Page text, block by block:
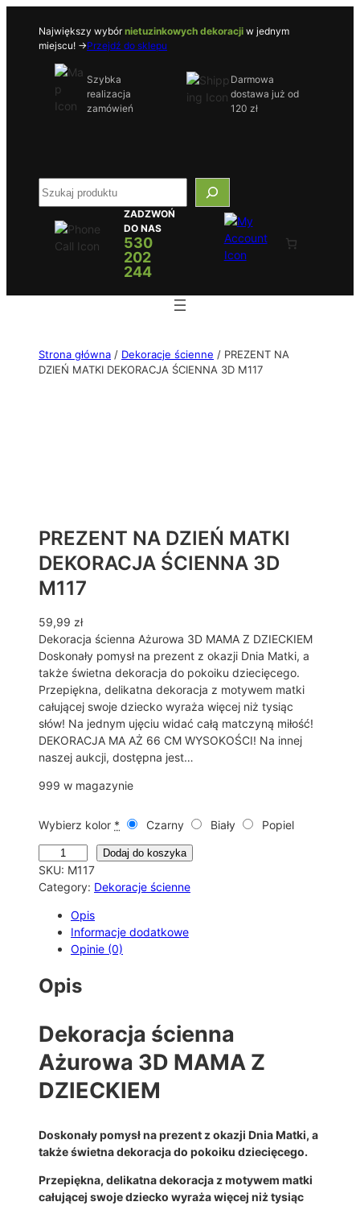
Największy wybórnietuzinkowych dekoracji w jednym
miejscu! ->Przejdź do sklepu
Szybka
realizacja
zamówień
Darmowa
dostawa już od
120 zł
S
ZADZWOŃ
DO NAS
530
202
244
Strona główna / Dekoracje ścienne / PREZENT NA
DZIEŃ MATKI DEKORACJA ŚCIENNA 3D M117
PREZENT NA DZIEŃ MATKI
DEKORACJA ŚCIENNA 3D
M117
59,99 zł
Dekoracja ścienna Ażurowa 3D MAMA Z DZIECKIEM
Doskonały pomysł na prezent z okazji Dnia Matki, a
także świetna dekoracja do pokoiku dziecięcego.
Przepiękna, delikatna dekoracja z motywem matki
całującej swoje dziecko wyraża więcej niż tysiąc
słów! Na jednym ujęciu widać całą matczyną miłość!
DEKORACJA MA AŻ 66 CM WYSOKOŚCI! Na innej
naszej aukcji, dostępna jest…
999 w magazynie
Wybierz kolor * Czarny Biały
Popiel
l
o
Z
T
N
A
D
E
Ń
M
Dodaj do koszyka
SKU: M117
Category: Dekoracje ścienne
Opis
Informacje dodatkowe
Opinie (0)
Opis
Dekoracja ścienna
Ażurowa 3D MAMA Z
DZIECKIEM
Doskonały pomysł na prezent z okazji Dnia Matki, a
także świetna dekoracja do pokoiku dziecięcego.
Przepiękna, delikatna dekoracja z motywem matki
całującej swoje dziecko wyraża więcej niż tysiąc